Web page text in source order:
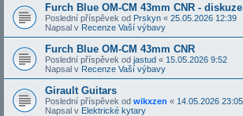
Furch Blue OM-CM 43mm CNR - diskuze
Poslední příspěvek od Prskyn « 25.05.2026 12:39
Napsal v Recenze Vaší výbavy
Furch Blue OM-CM 43mm CNR
Poslední příspěvek od jastud « 15.05.2026 9:52
Napsal v Recenze Vaší výbavy
Girault Guitars
Poslední příspěvek od wikxzen « 14.05.2026 23:05
Napsal v Elektrické kytary